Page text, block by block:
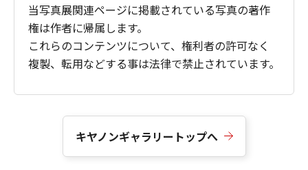
当写真展関連ページに掲載されている写真の著作
権は作者に帰属します。
これらのコンテンツについて、権利者の許可なく
複製、転用などする事は法律で禁止されています。
キヤノンギャラリートップへ